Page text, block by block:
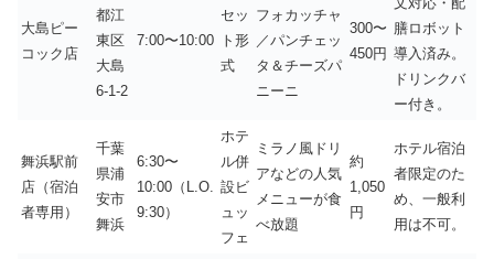
大島ピー
コック店
都江
東区
大島
6-1-2
7:00〜10:00
セッ
ト形
式
フォカッチャ
／パンチェッ
タ＆チーズパ
ニーニ
300〜
450円
膳ロボット
導入済み。
ドリンクバ
ー付き。
舞浜駅前
店（宿泊
者専用）
千葉
県浦
安市
舞浜
6:30〜
10:00（L.O.
9:30）
ホテ
ル併
設ビ
ュッ
フェ
ミラノ風ドリ
アなどの人気
メニューが食
べ放題
約
1,050
円
ホテル宿泊
者限定のた
め、一般利
用は不可。